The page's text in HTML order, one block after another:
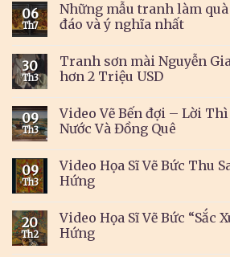
06
Th7
Những mẫu tranh làm quà
đáo và ý nghĩa nhất
30
Th3
Tranh sơn mài Nguyễn
hơn 2 Triệu USD
09
Th3
Video Vẽ Bến đợi – Lời
Nước Và Đồng Quê
09
Th3
Video Họa Sĩ Vẽ Bức Thu
Hứng
20
Th2
Video Họa Sĩ Vẽ Bức “Sắc
Hứng